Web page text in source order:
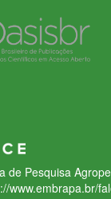
de Pesquisa
www.embrapa.br/